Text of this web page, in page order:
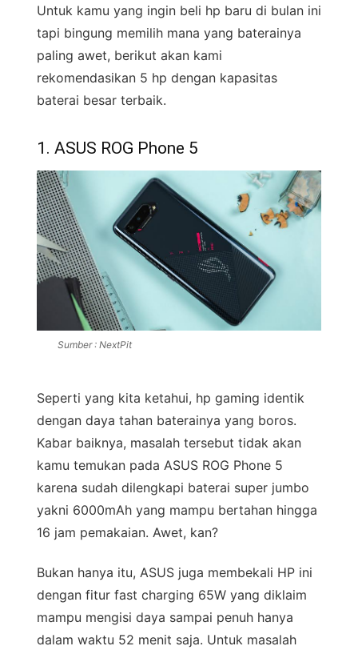
Untuk kamu yang ingin beli hp baru di bulan ini
tapi bingung memilih mana yang baterainya
paling awet, berikut akan kami
rekomendasikan 5 hp dengan kapasitas
baterai besar terbaik.
1. ASUS ROG Phone 5
Sumber : NextPit
Seperti yang kita ketahui, hp gaming identik
dengan daya tahan baterainya yang boros.
Kabar baiknya, masalah tersebut tidak akan
kamu temukan pada ASUS ROG Phone 5
karena sudah dilengkapi baterai super jumbo
yakni 6000mAh yang mampu bertahan hingga
16 jam pemakaian. Awet, kan?
Bukan hanya itu, ASUS juga membekali HP ini
dengan fitur fast charging 65W yang diklaim
mampu mengisi daya sampai penuh hanya
dalam waktu 52 menit saja. Untuk masalah